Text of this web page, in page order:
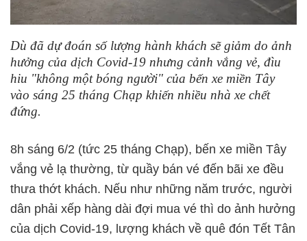
Dù đã dự đoán số lượng hành khách sẽ giảm do ảnh
hưởng của dịch Covid-19 nhưng cảnh vắng vẻ, đìu
hiu "không một bóng người" của bến xe miền Tây
vào sáng 25 tháng Chạp khiến nhiều nhà xe chết
đứng.
8h sáng 6/2 (tức 25 tháng Chạp), bến xe miền Tây
vắng vẻ lạ thường, từ quầy bán vé đến bãi xe đều
thưa thớt khách. Nếu như những năm trước, người
dân phải xếp hàng dài đợi mua vé thì do ảnh hưởng
của dịch Covid-19, lượng khách về quê đón Tết Tân